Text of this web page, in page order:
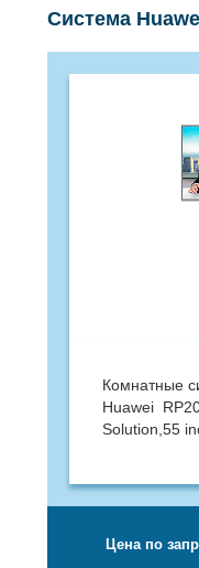
Система
Комнатные
Huawei
Solution,55
Цена по